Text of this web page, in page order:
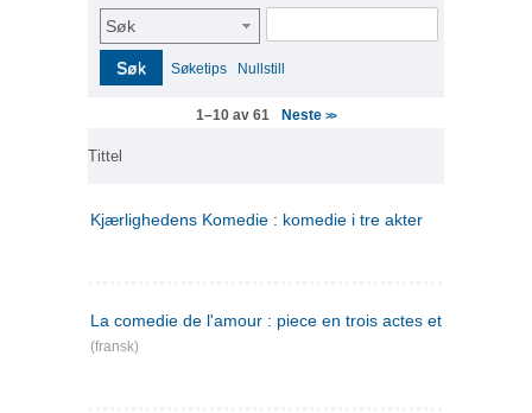
Søk
Søk Søketips Nullstill
1–10 av 61 Neste>>
Tittel
Kjærlighedens Komedie : komedie i tre akter
La comedie de l'amour : piece en trois actes et en vers
(fransk)